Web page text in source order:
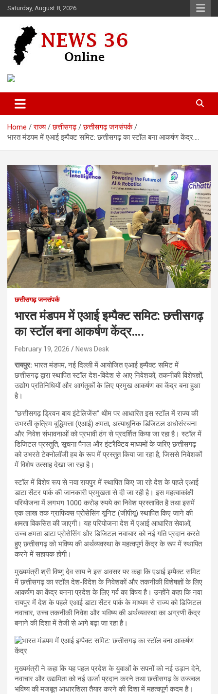
Skip
to
Saturday, August 8, 2026
News 36
Home राज्य छत्तीसगढ़
छत्तीसगढ़ जनसंपर्क
भारत मंडपम में एआई इम्पैक्ट समिट: छत्तीसगढ़ का स्टॉल बना आकर्षण केंद्र….
छत्तीसगढ़ जनसंपर्क
भारत मंडपम में एआई इम्पैक्ट समिट: छत्तीसगढ़
का स्टॉल बना आकर्षण केंद्र….
February 19, 2026 News Desk
रायपुर: भारत मंडपम, नई दिल्ली में आयोजित एआई इम्पैक्ट समिट में
छत्तीसगढ़ द्वारा स्थापित स्टॉल देश-विदेश से आए निवेशकों, तकनीकी विशेषज्ञों,
उद्योग प्रतिनिधियों और आगंतुकों के लिए प्रमुख आकर्षण का केंद्र बना हुआ
है।
“छत्तीसगढ़ ड्रिवन बाय इंटेलिजेंस” थीम पर आधारित इस स्टॉल में राज्य की
उभरती कृत्रिम बुद्धिमत्ता (एआई) क्षमता, अत्याधुनिक डिजिटल अधोसंरचना
और निवेश संभावनाओं को प्रभावी ढंग से प्रदर्शित किया जा रहा है। स्टॉल में
डिजिटल प्रस्तुति, सूचना पैनल और इंटरैक्टिव माध्यमों के जरिए छत्तीसगढ़
को उभरते टेक्नोलॉजी हब के रूप में प्रस्तुत किया जा रहा है, जिससे निवेशकों
में विशेष उत्साह देखा जा रहा है।
स्टॉल में विशेष रूप से नवा रायपुर में स्थापित किए जा रहे देश के पहले एआई
डाटा सेंटर पार्क की जानकारी प्रमुखता से दी जा रही है। इस महत्वाकांक्षी
परियोजना में लगभग 1000 करोड़ रुपये का निवेश प्रस्तावित है तथा इसमें
एक लाख तक ग्राफिक्स प्रोसेसिंग यूनिट (जीपीयू) स्थापित किए जाने की
क्षमता विकसित की जाएगी। यह परियोजना देश में एआई आधारित सेवाओं,
उच्च क्षमता डाटा प्रोसेसिंग और डिजिटल नवाचार को नई गति प्रदान करते
हुए छत्तीसगढ़ को भविष्य की अर्थव्यवस्था के महत्वपूर्ण केंद्र के रूप में स्थापित
करने में सहायक होगी।
मुख्यमंत्री श्री विष्णु देव साय ने इस अवसर पर कहा कि एआई इम्पैक्ट समिट
में छत्तीसगढ़ का स्टॉल देश-विदेश के निवेशकों और तकनीकी विशेषज्ञों के लिए
आकर्षण का केंद्र बनना प्रदेश के लिए गर्व का विषय है। उन्होंने कहा कि नवा
रायपुर में देश के पहले एआई डाटा सेंटर पार्क के माध्यम से राज्य को डिजिटल
नवाचार, उच्च तकनीकी निवेश और भविष्य की अर्थव्यवस्था का अग्रणी केंद्र
बनाने की दिशा में तेजी से आगे बढ़ा जा रहा है।
मुख्यमंत्री ने कहा कि यह पहल प्रदेश के युवाओं के सपनों को नई उड़ान देने,
नवाचार और उद्यमिता को नई ऊर्जा प्रदान करने तथा छत्तीसगढ़ के उज्ज्वल
भविष्य की मजबूत आधारशिला तैयार करने की दिशा में महत्वपूर्ण कदम है।